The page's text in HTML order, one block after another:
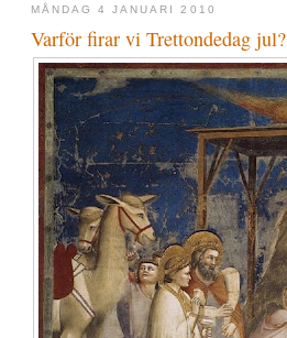
MÅNDAG 4 JANUARI 2010
Varför firar vi Trettondedag jul?